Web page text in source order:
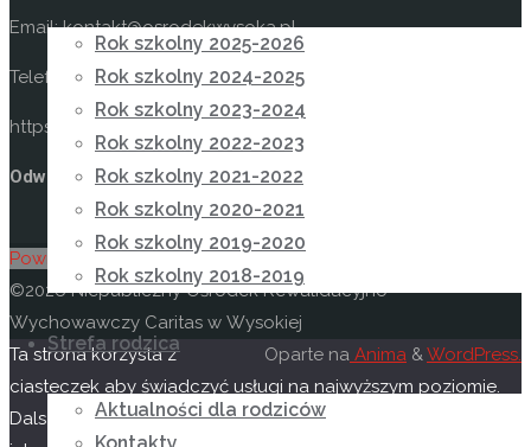
Rok szkolny 2025-2026
Rok szkolny 2024-2025
Rok szkolny 2023-2024
Rok szkolny 2022-2023
Rok szkolny 2021-2022
Rok szkolny 2020-2021
Rok szkolny 2019-2020
Rok szkolny 2018-2019
Strefa rodzica
Aktualności dla rodziców
Email: kontakt@osrodekwysoka.pl
Telefon: (17) 22 58 055
https://osrodekwysoka.pl
Odwiedź nas na facebooku
Powrót na górę
©2026 Niepubliczny Ośrodek Rewalidacyjno-
Wychowawczy Caritas w Wysokiej
Oparte na Anima &WordPress.
Ta strona korzysta z
ciasteczek aby świadczyć usługi na najwyższym poziomie.
Dalsze korzystanie ze strony oznacza, że zgadzasz się na